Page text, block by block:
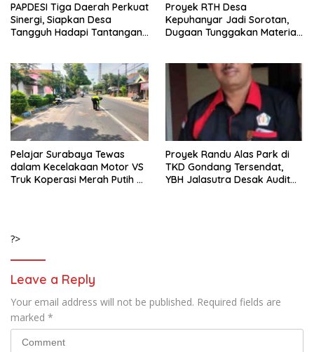
PAPDESI Tiga Daerah Perkuat
Sinergi, Siapkan Desa
Tangguh Hadapi Tantangan
Proyek RTH Desa
Kepuhanyar Jadi Sorotan,
Dugaan Tunggakan Material
Pelajar Surabaya Tewas
dalam Kecelakaan Motor VS
Truk Koperasi Merah Putih di
Proyek Randu Alas Park di
TKD Gondang Tersendat,
YBH Jalasutra Desak Audit
?>
Leave a Reply
Your email address will not be published. Required fields are
marked *